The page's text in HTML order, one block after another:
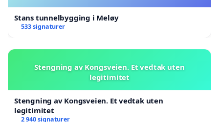
Stans tunnelbygging i Meløy
533 signaturer
Stengning av Kongsveien. Et vedtak uten
legitimitet
Stengning av Kongsveien. Et vedtak uten
legitimitet
2 940 signaturer